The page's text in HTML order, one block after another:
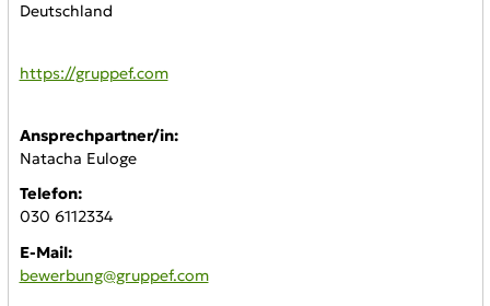
Deutschland
WWW:
https://gruppef.com
Ansprechpartner/in:
Natacha Euloge
Telefon:
030 6112334
E-Mail:
bewerbung@gruppef.com